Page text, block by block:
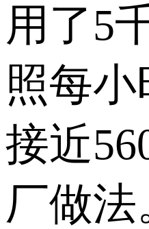
用了5
照每小
接近
厂做法